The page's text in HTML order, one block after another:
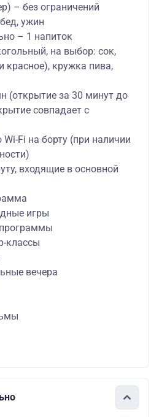
– без ограничений
ужин
– 1 напиток
на выбор: сок,
красное), кружка пива,
(открытие за 30 минут до
совпадает с
Fi на борту (при наличии
входящие в основной
игры
классы
вечера